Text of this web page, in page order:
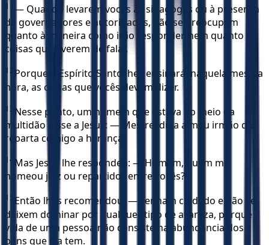
11
— Quando levarem vocês às sinagogas ou à presença
de governadores e autoridades, não se preocupem
quanto à maneira como irão responder, nem quanto às
coisas que tiverem de falar.
12 Porque o Espírito Santo lhes ensinará, naquela mesma
hora, as coisas que vocês devem dizer.
13 Nesse ponto, um homem que estava no meio da
multidão disse a Jesus: — Mestre, diga a meu irmão que
reparta comigo a herança.
14 Mas Jesus lhe respondeu: — Homem, quem me
nomeou juiz ou repartidor entre vocês?
15 Então lhes recomendou: — Tenham cuidado e não se
deixem dominar por qualquer tipo de avareza, porque a
vida de uma pessoa não consiste na abundância dos
bens que ela tem.